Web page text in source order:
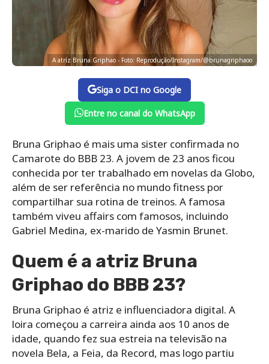
A atriz Bruna Griphao - Foto: Reprodução/Instagram/@brunagriphaoo
Siga o DCI no Google
Entre no canal do WhatsApp
Bruna Griphao é mais uma sister confirmada no
Camarote do BBB 23. A jovem de 23 anos ficou
conhecida por ter trabalhado em novelas da Globo,
além de ser referência no mundo fitness por
compartilhar sua rotina de treinos. A famosa
também viveu affairs com famosos, incluindo
Gabriel Medina, ex-marido de Yasmin Brunet.
Quem é a atriz Bruna
Griphao do BBB 23?
Bruna Griphao é atriz e influenciadora digital. A
loira começou a carreira ainda aos 10 anos de
idade, quando fez sua estreia na televisão na
novela Bela, a Feia, da Record, mas logo partiu